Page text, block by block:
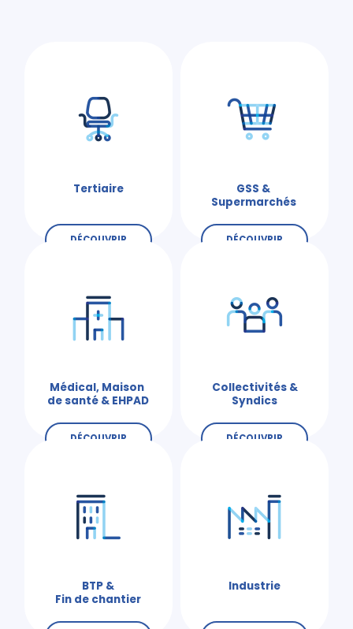
Tertiaire
DÉCOUVRIR
GSS &
Supermarchés
DÉCOUVRIR
Médical, Maison
de santé & EHPAD
DÉCOUVRIR
Collectivités &
Syndics
DÉCOUVRIR
BTP &
Fin de chantier
Industrie